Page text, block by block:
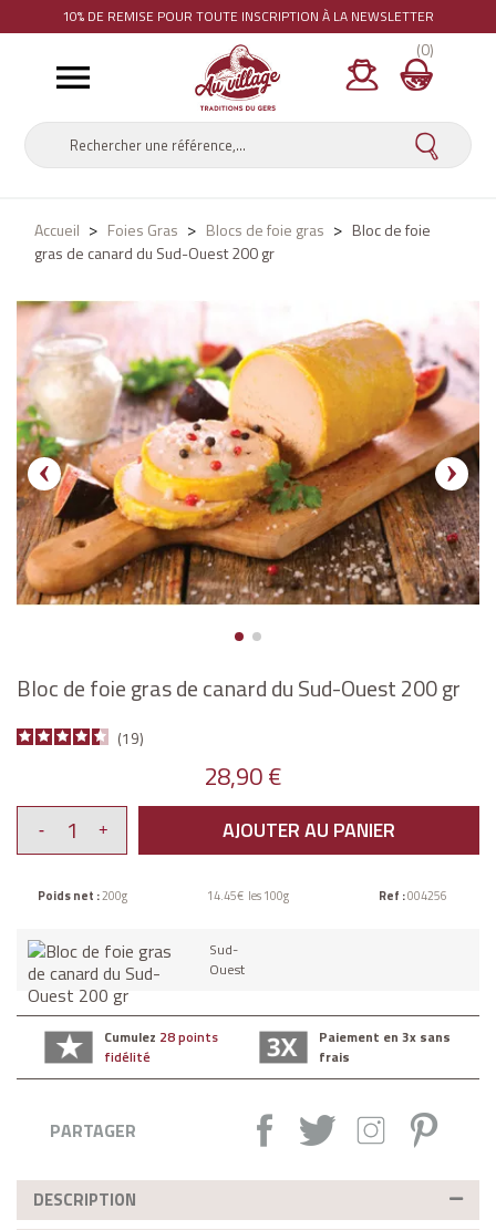
10% DE REMISE POUR TOUTE INSCRIPTION À LA NEWSLETTER

(0)
Accueil Foies Gras Blocs de foie gras
Bloc de foie
gras de canard du Sud-Ouest 200 gr
Bloc de foie gras de canard du Sud-Ouest 200 gr
19
28,90 €
AJOUTER AU PANIER
Poids net :200g 14.45€ les 100g Ref :004256
Sud-
Ouest
Cumulez 28 points
fidélité
Paiement en 3x sans
frais
PARTAGER Partager :Tweet Instagram
DESCRIPTION